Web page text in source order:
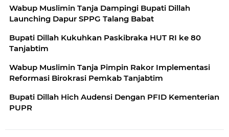
Wabup Muslimin Tanja Dampingi Bupati Dillah
Launching Dapur SPPG Talang Babat
Bupati Dillah Kukuhkan Paskibraka HUT RI ke 80
Tanjabtim
Wabup Muslimin Tanja Pimpin Rakor Implementasi
Reformasi Birokrasi Pemkab Tanjabtim
Bupati Dillah Hich Audensi Dengan PFID Kementerian
PUPR